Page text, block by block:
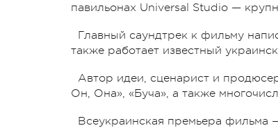
павильонах Universal Studio —
Главный саундтрек к фильму
также работает известный
Автор идеи, сценарист и
Он, Она», «Буча», а также
Всеукраинская премьера фильма